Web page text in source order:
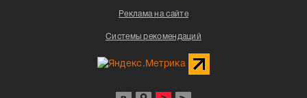
Реклама на сайте
Системы рекомендаций